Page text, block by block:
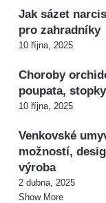
Jak sázet
pro zahradníky
10 října, 2025
Choroby
poupata, stopky
10 října, 2025
Venkovské
možností,
výroba
2 dubna, 2025
Show More